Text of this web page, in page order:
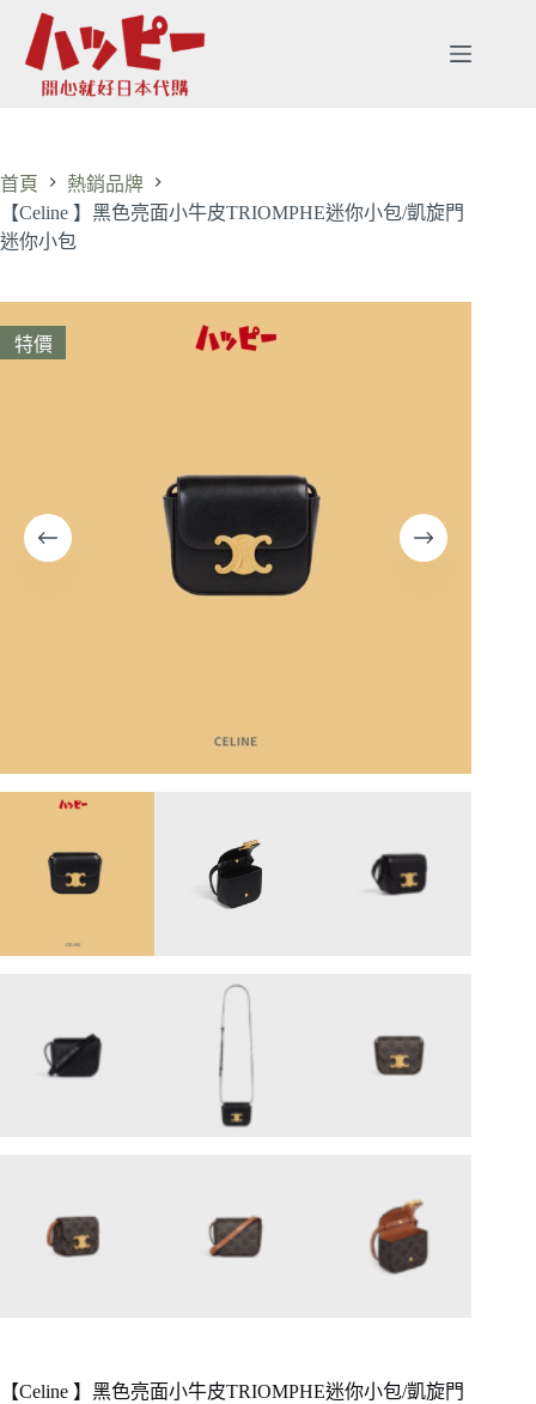
首頁
熱銷品牌
【Celine 】黑色亮面小牛皮TRIOMPHE迷你小包/凱旋門
迷你小包
特價
【Celine 】黑色亮面小牛皮TRIOMPHE迷你小包/凱旋門